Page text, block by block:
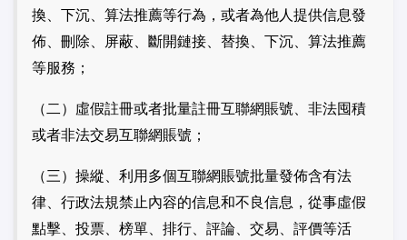
換、下沉、算法推薦等行為，或者為他人提供信息發
佈、刪除、屏蔽、斷開鏈接、替換、下沉、算法推薦
等服務；
（二）虛假註冊或者批量註冊互聯網賬號、非法囤積
或者非法交易互聯網賬號；
（三）操縱、利用多個互聯網賬號批量發佈含有法
律、行政法規禁止內容的信息和不良信息，從事虛假
點擊、投票、榜單、排行、評論、交易、評價等活